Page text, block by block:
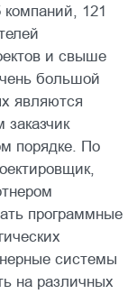
121
и свыше
большой
являются
заказчик
порядке. По
программные
системы
на различных